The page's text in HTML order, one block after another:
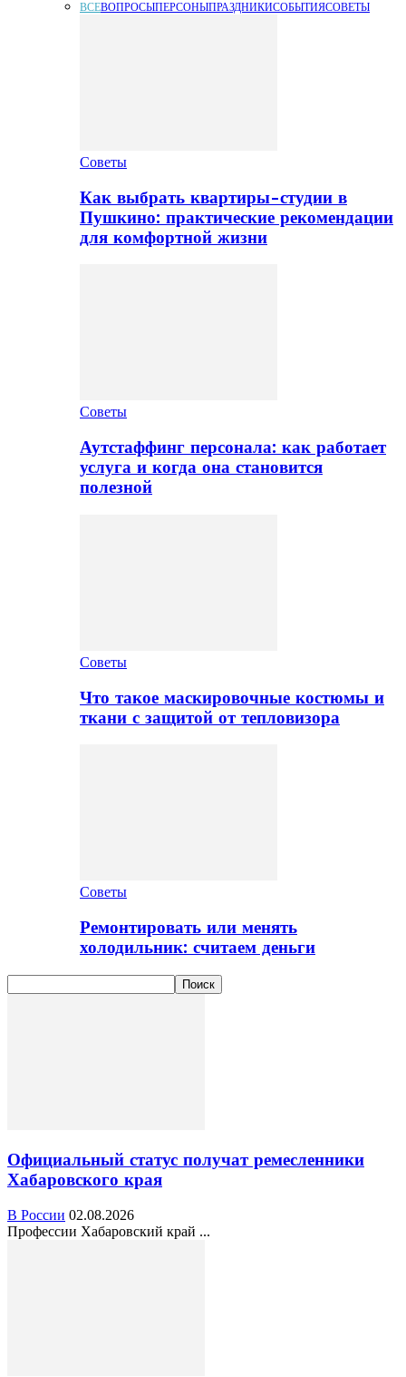
ВСЕВОПРОСЫПЕРСОНЫПРАЗДНИКИСОБЫТИЯСОВЕТЫ
Советы
Как выбрать квартиры-студии в
Пушкино: практические рекомендации
для комфортной жизни
Советы
Аутстаффинг персонала: как работает
услуга и когда она становится
полезной
Советы
Что такое маскировочные костюмы и
ткани с защитой от тепловизора
Советы
Ремонтировать или менять
холодильник: считаем деньги
Официальный статус получат ремесленники
Хабаровского края
В России 02.08.2026
Профессии Хабаровский край ...